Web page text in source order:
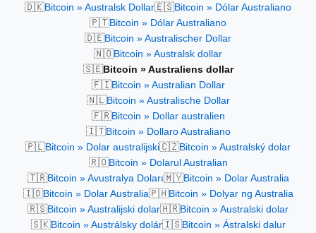
🇩🇰Bitcoin » Australsk Dollar🇪🇸Bitcoin » Dólar Australiano
🇵🇹Bitcoin » Dólar Australiano
🇩🇪Bitcoin » Australischer Dollar
🇳🇴Bitcoin » Australsk dollar
🇸🇪Bitcoin » Australiens dollar
🇫🇮Bitcoin » Australian Dollar
🇳🇱Bitcoin » Australische Dollar
🇫🇷Bitcoin » Dollar australien
🇮🇹Bitcoin » Dollaro Australiano
🇵🇱Bitcoin » Dolar australijski🇨🇿Bitcoin » Australský dolar
🇷🇴Bitcoin » Dolarul Australian
🇹🇷Bitcoin » Avustralya Doları🇲🇾Bitcoin » Dolar Australia
🇮🇩Bitcoin » Dolar Australia🇵🇭Bitcoin » Dolyar ng Australia
🇷🇸Bitcoin » Australijski dolar🇭🇷Bitcoin » Australski dolar
🇸🇰Bitcoin » Austrálsky dolár🇮🇸Bitcoin » Ástralski dalur